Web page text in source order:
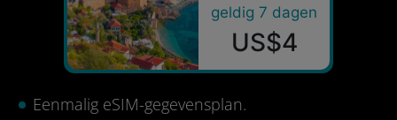
geldig 7 dagen
US$4
Eenmalig eSIM-gegevensplan.